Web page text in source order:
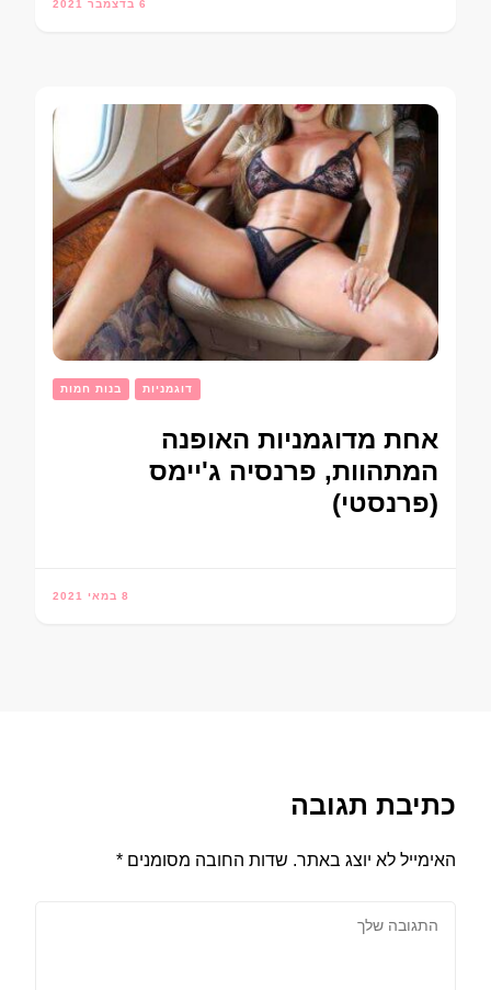
6 בדצמבר 2021
בנות חמות דוגמניות
אחת מדוגמניות האופנה
המתהוות, פרנסיה ג'יימס
(פרנסטי)
8 במאי 2021
כתיבת תגובה
האימייל לא יוצג באתר. שדות החובה מסומנים *